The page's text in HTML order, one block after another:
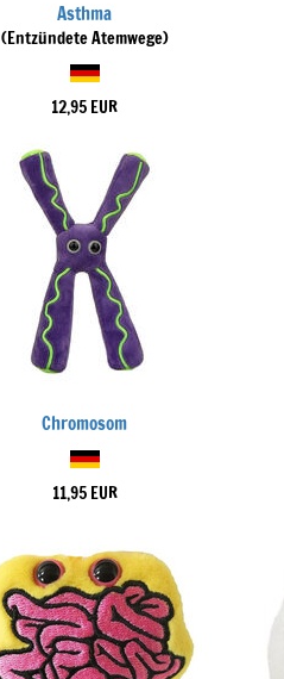
Asthma
(Entzündete Atemwege)
12,95 EUR
Chromosom
11,95 EUR